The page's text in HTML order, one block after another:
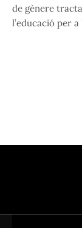
de gènere
l’educació per